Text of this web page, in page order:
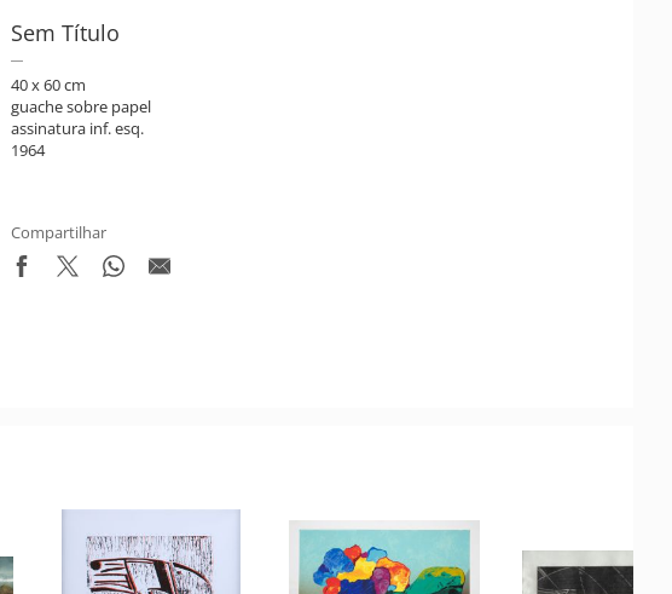
Sem Título
40 x 60 cm
guache sobre papel
assinatura inf. esq.
1964
Compartilhar